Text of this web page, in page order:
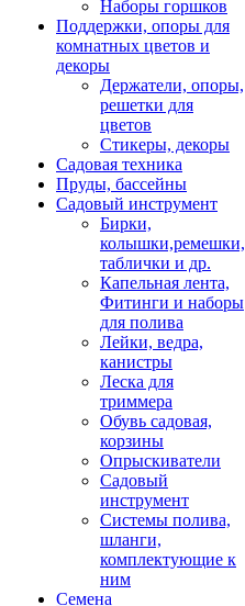
Наборы горшков
Поддержки, опоры для
комнатных цветов и
декоры
Держатели, опоры,
решетки для
цветов
Стикеры, декоры
Садовая техника
Пруды, бассейны
Садовый инструмент
Бирки,
колышки,ремешки,
таблички и др.
Капельная лента,
Фитинги и наборы
для полива
Лейки, ведра,
канистры
Леска для
триммера
Обувь садовая,
корзины
Опрыскиватели
Садовый
инструмент
Системы полива,
шланги,
комплектующие к
ним
Семена